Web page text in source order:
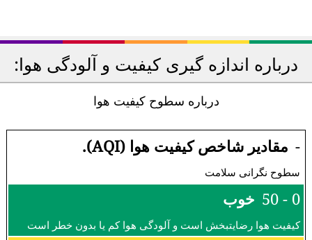
درباره اندازه گیری کیفیت و آلودگی هوا:
درباره سطوح کیفیت هوا
- مقادیر شاخص کیفیت هوا (AQI).
سطوح نگرانی سلامت
0 - 50 خوب
کیفیت هوا رضایتبخش است و آلودگی هوا کم یا بدون خطر است